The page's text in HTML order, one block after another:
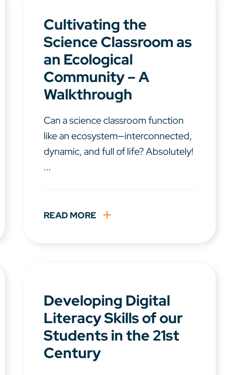
Cultivating the
Science Classroom as
an Ecological
Community – A
Walkthrough
Can a science classroom function
like an ecosystem—interconnected,
dynamic, and full of life? Absolutely!
...
READ MORE
Developing Digital
Literacy Skills of our
Students in the 21st
Century